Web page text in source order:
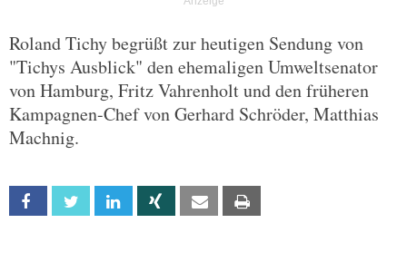
Roland Tichy begrüßt zur heutigen Sendung von
"Tichys Ausblick" den ehemaligen Umweltsenator
von Hamburg, Fritz Vahrenholt und den früheren
Kampagnen-Chef von Gerhard Schröder, Matthias
Machnig.
Facebook Twitter Linkedin Xing Email